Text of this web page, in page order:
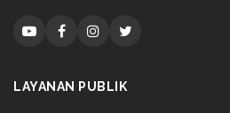
LAYANAN PUBLIK